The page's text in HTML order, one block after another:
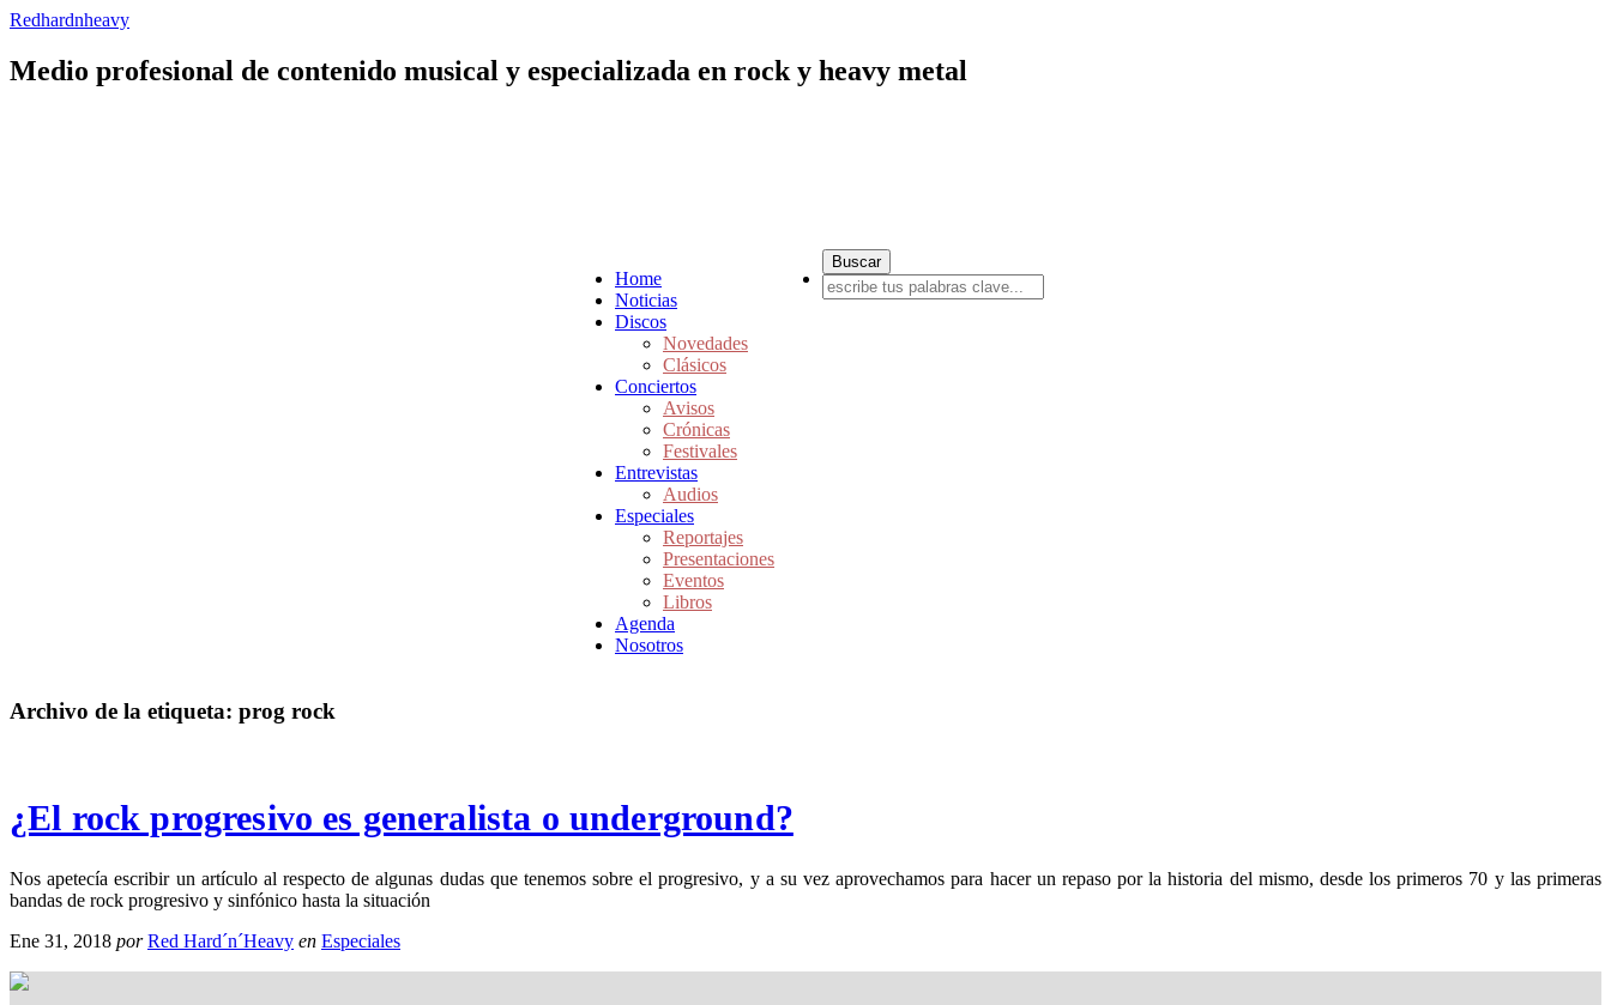
Redhardnheavy
Medio profesional de contenido musical y especializada en rock y heavy metal
Home
Noticias
Discos
Novedades
Clásicos
Conciertos
Avisos
Crónicas
Festivales
Entrevistas
Audios
Especiales
Reportajes
Presentaciones
Eventos
Libros
Agenda
Nosotros
Archivo de la etiqueta: prog rock
¿El rock progresivo es generalista o underground?
Nos apetecía escribir un artículo al respecto de algunas dudas que tenemos sobre el progresivo, y a su vez aprovechamos para hacer un repaso por la historia del mismo, desde los primeros 70 y las primeras
bandas de rock progresivo y sinfónico hasta la situación
Ene 31, 2018 por Red Hard´n´Heavy en Especiales